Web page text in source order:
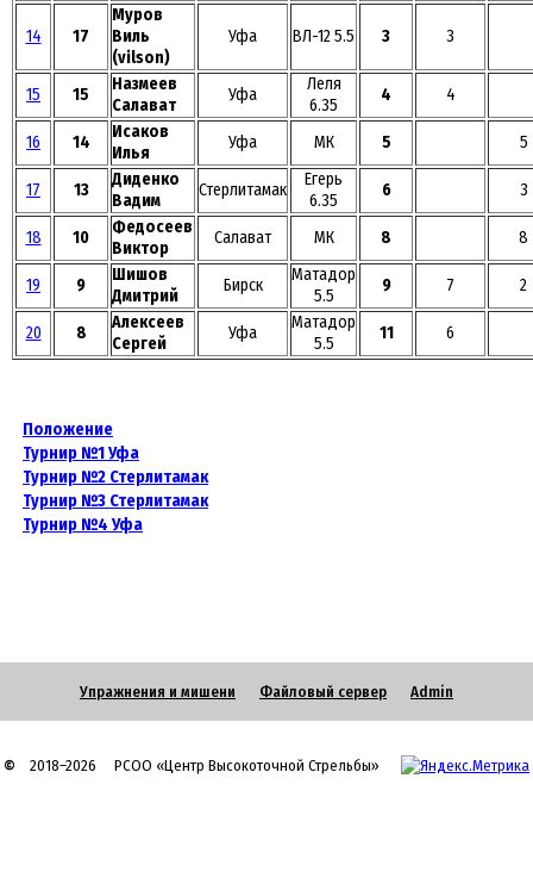
14 17
Муров
Виль
(vilson)
Уфа ВЛ-12 5.5 3 3
15 15
Назмеев
Салават
Уфа
Леля
6.35
4 4
16 14
Исаков
Илья
Уфа МК 5 5
17 13
Диденко
Вадим
Стерлитамак
Егерь
6.35
6 3
18 10
Федосеев
Виктор
Салават МК 8 8
19 9
Шишов
Дмитрий
Бирск
Матадор
5.5
9 7 2
20 8
Алексеев
Сергей
Уфа
Матадор
5.5
11 6
Положение
Турнир №1 Уфа
Турнир №2 Стерлитамак
Турнир №3 Стерлитамак
Турнир №4 Уфа
Упражнения и мишени Файловый сервер Admin
© 2018–2026 РСОО «Центр Высокоточной Стрельбы»